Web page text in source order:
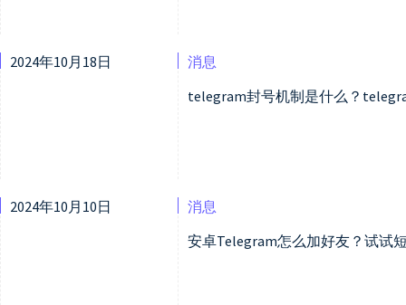
2024年10月18日
消息
telegram封号机制是什么？
2024年10月10日
消息
安卓Telegram怎么加好友？试试